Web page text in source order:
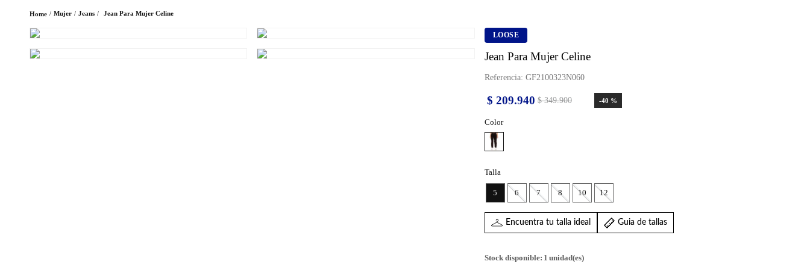
Mujer Jeans Jean Para Mujer Celine
LOOSE
Jean Para Mujer Celine
Referencia: GF2100323N060
$ 349.900
$ 209.940 -40 %
Color
Talla
5 6 7 8 10 12
Encuentra tu talla ideal Guia de tallas
Stock disponible: 1 unidad(es)